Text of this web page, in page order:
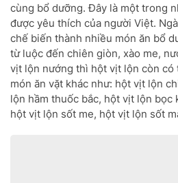
cùng bổ dưỡng. Đây là một trong
được yêu thích của người Việt.
chế biến thành nhiều món ăn bổ
từ luộc đến chiên giòn, xào me,
vịt lộn nướng thì hột vịt lộn còn có
món ăn vặt khác như: hột vịt lộn
lộn hầm thuốc bắc, hột vịt lộn bọc
hột vịt lộn sốt me, hột vịt lộn sốt